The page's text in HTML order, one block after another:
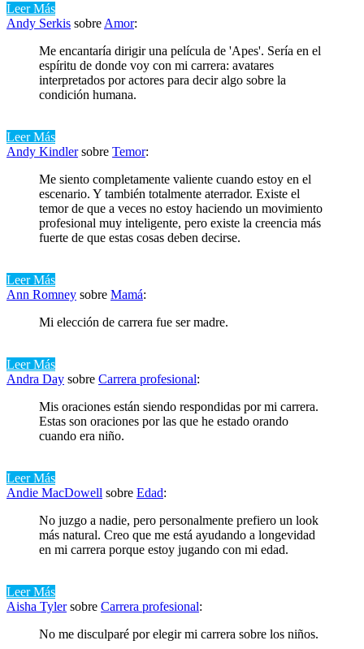
Leer Más
Andy Serkis sobre Amor:
Me encantaría dirigir una película de 'Apes'. Sería en el
espíritu de donde voy con mi carrera: avatares
interpretados por actores para decir algo sobre la
condición humana.
Leer Más
Andy Kindlersobre Temor:
Me siento completamente valiente cuando estoy en el
escenario. Y también totalmente aterrador. Existe el
temor de que a veces no estoy haciendo un movimiento
profesional muy inteligente, pero existe la creencia más
fuerte de que estas cosas deben decirse.
Leer Más
Ann Romney sobre Mamá:
Mi elección de carrera fue ser madre.
Leer Más
Andra Day sobre Carrera profesional:
Mis oraciones están siendo respondidas por mi carrera.
Estas son oraciones por las que he estado orando
cuando era niño.
Leer Más
Andie MacDowell sobre Edad:
No juzgo a nadie, pero personalmente prefiero un look
más natural. Creo que me está ayudando a longevidad
en mi carrera porque estoy jugando con mi edad.
Leer Más
Aisha Tylersobre Carrera profesional:
No me disculparé por elegir mi carrera sobre los niños.